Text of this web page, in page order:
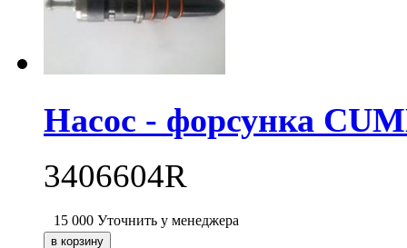
Насос - форсунка
3406604R
15 000 Уточнить у менеджера